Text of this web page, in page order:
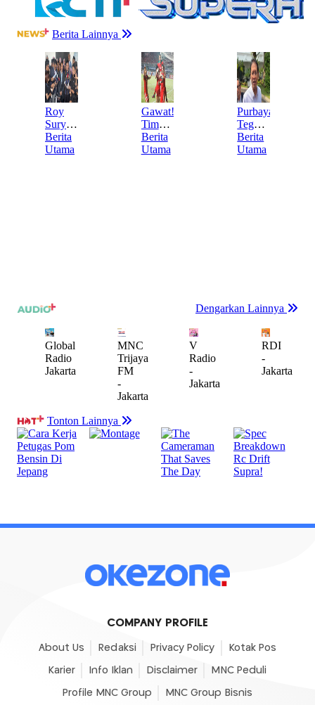
COMPANY PROFILE
About Us Redaksi Privacy Policy Kotak Pos
Karier Info Iklan Disclaimer MNC Peduli
Profile MNC Group MNC Group Bisnis